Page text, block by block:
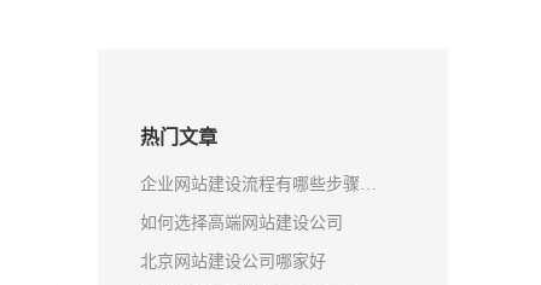
热门文章
企业网站建设流程有哪些步骤…
如何选择高端网站建设公司
北京网站建设公司哪家好